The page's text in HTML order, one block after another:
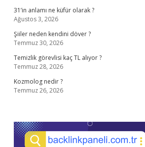
31’in anlamı ne küfür olarak ?
Ağustos 3, 2026
Şiiler neden kendini döver ?
Temmuz 30, 2026
Temizlik görevlisi kaç TL alıyor ?
Temmuz 28, 2026
Kozmolog nedir ?
Temmuz 26, 2026